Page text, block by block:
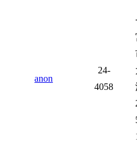
anon
24-
4058